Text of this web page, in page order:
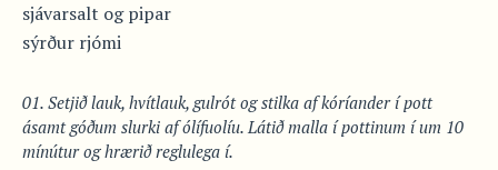
sjávarsalt og pipar
sýrður rjómi
Setjið lauk, hvítlauk, gulrót og stilka af kóríander í pott
ásamt góðum slurki af ólífuolíu. Látið malla í pottinum í um 10
mínútur og hrærið reglulega í.